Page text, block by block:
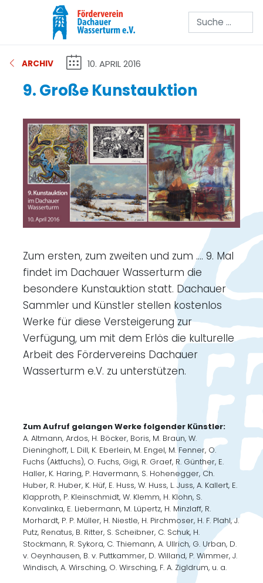
Suchen
ARCHIV 10. APRIL 2016
9. Große Kunstauktion
Zum ersten, zum zweiten und zum .... 9. Mal
findet im Dachauer Wasserturm die
besondere Kunstauktion statt. Dachauer
Sammler und Künstler stellen kostenlos
Werke für diese Versteigerung zur
Verfügung, um mit dem Erlös die kulturelle
Arbeit des Fördervereins Dachauer
Wasserturm e.V. zu unterstützen.
Zum Aufruf gelangen Werke folgender Künstler:
A. Altmann, Ardos, H. Böcker, Boris, M. Braun, W.
Dieninghoff, L. Dill, K. Eberlein, M. Engel, M. Fenner, O.
Fuchs (Aktfuchs), O. Fuchs, Gigi, R. Graef, R. Günther, E.
Haller, K. Haring, P. Havermann, S. Hohenegger, Ch.
Huber, R. Huber, K. Hüf, E. Huss, W. Huss, L. Juss, A. Kallert, E.
Klapproth, P. Kleinschmidt, W. Klemm, H. Klohn, S.
Konvalinka, E. Liebermann, M. Lüpertz, H. Minzlaff, R.
Morhardt, P. P. Müller, H. Niestle, H. Pirchmoser, H. F. Plahl, J.
Putz, Renatus, B. Ritter, S. Scheibner, C. Schuk, H.
Stockmann, R. Sykora, C. Thiemann, A. Ullrich, G. Urban, D.
v. Oeynhausen, B. v. Puttkammer, D. Willand, P. Wimmer, J.
Windisch, A. Wirsching, O. Wirsching, F. A. Zigldrum, u. a.